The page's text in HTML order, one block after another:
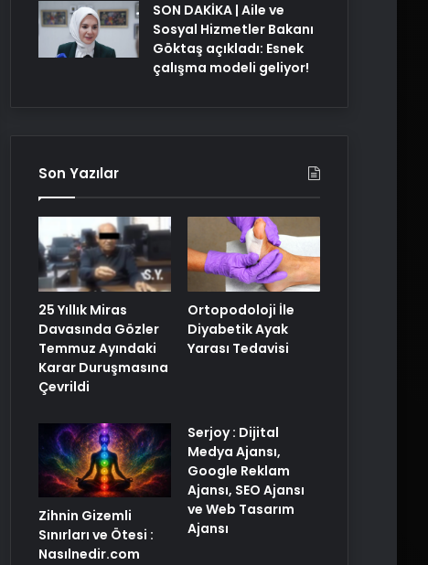
SON DAKİKA | Aile ve
Sosyal Hizmetler Bakanı
Göktaş açıkladı: Esnek
çalışma modeli geliyor!
Son Yazılar
25 Yıllık Miras
Davasında Gözler
Temmuz Ayındaki
Karar Duruşmasına
Çevrildi
Ortopodoloji İle
Diyabetik Ayak
Yarası Tedavisi
Zihnin Gizemli
Sınırları ve Ötesi :
Nasılnedir.com
Serjoy : Dijital
Medya Ajansı,
Google Reklam
Ajansı, SEO Ajansı
ve Web Tasarım
Ajansı